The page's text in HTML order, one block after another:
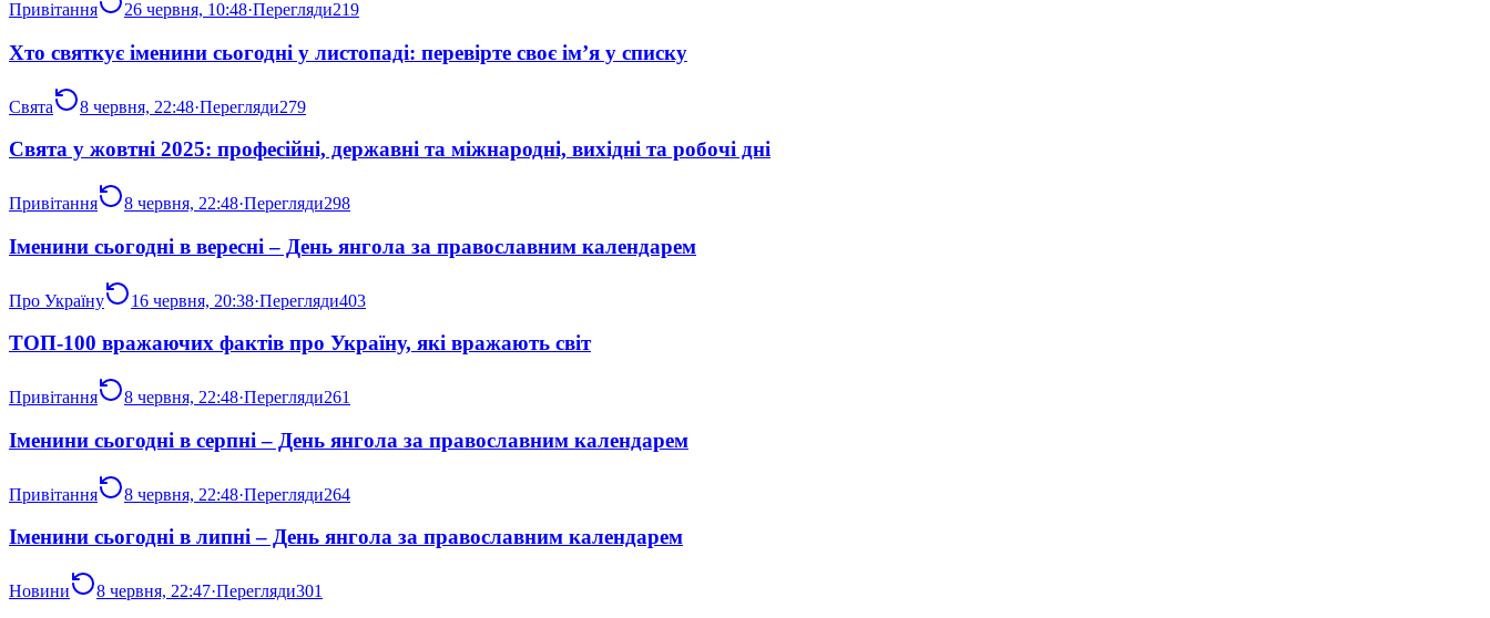
Привітання 26 червня, 10:48·Перегляди219
Хто святкує іменини сьогодні у листопаді: перевірте своє ім’я у списку
Свята 8 червня, 22:48·Перегляди279
Свята у жовтні 2025: професійні, державні та міжнародні, вихідні та робочі дні
Привітання 8 червня, 22:48·Перегляди298
Іменини сьогодні в вересні – День янгола за православним календарем
Про Україну 16 червня, 20:38·Перегляди403
ТОП-100 вражаючих фактів про Україну, які вражають світ
Привітання 8 червня, 22:48·Перегляди261
Іменини сьогодні в серпні – День янгола за православним календарем
Привітання 8 червня, 22:48·Перегляди264
Іменини сьогодні в липні – День янгола за православним календарем
Новини 8 червня, 22:47·Перегляди301